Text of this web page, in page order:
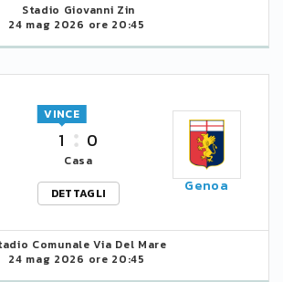
Stadio Giovanni Zin
24 mag 2026 ore 20:45
1
VINCE
0
Casa
DETTAGLI
Genoa
Comunale Via Del Mare
24 mag 2026 ore 20:45